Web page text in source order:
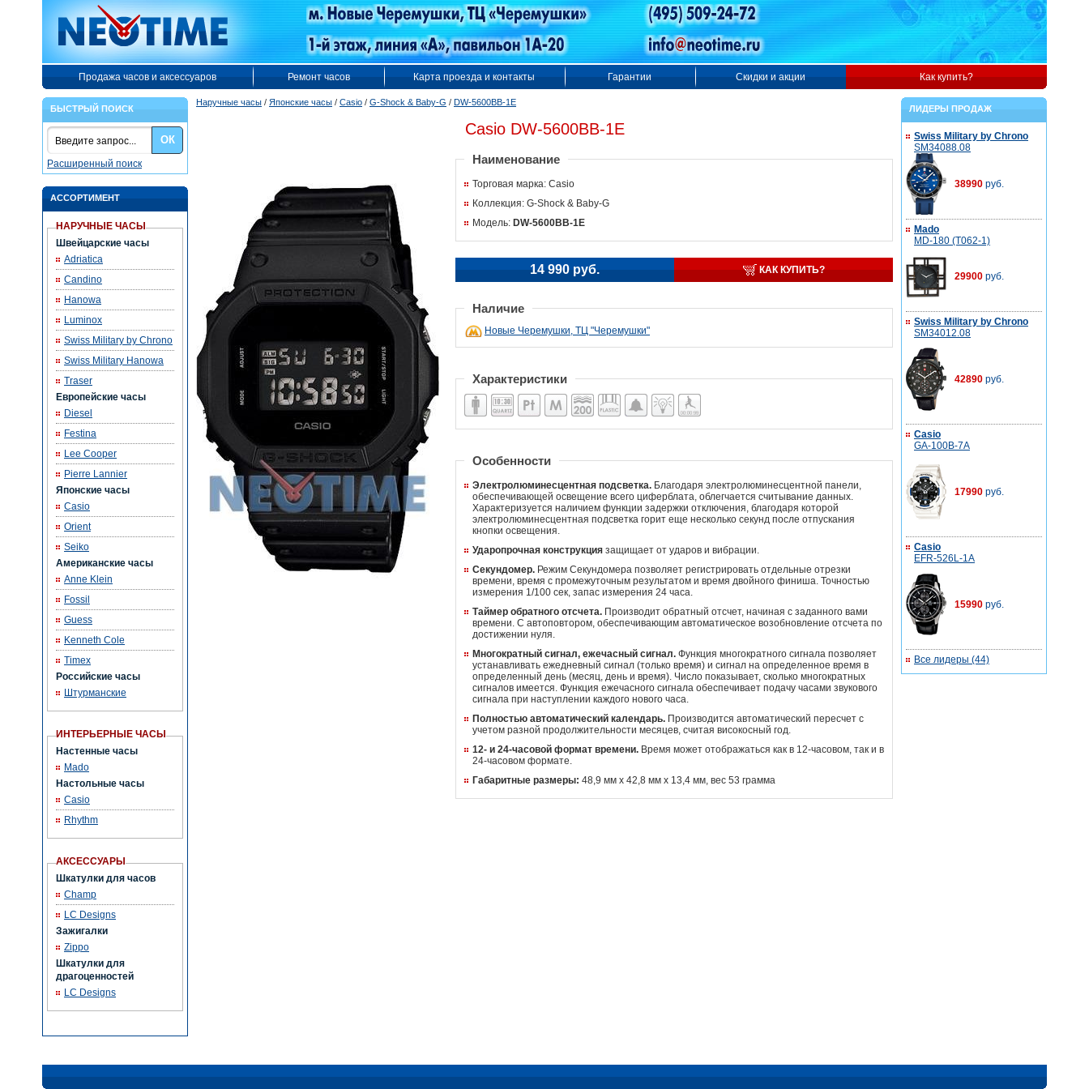
Продажа часов и аксессуаров Ремонт часов Карта проезда и контакты Гарантии Скидки и акции Как купить?
БЫСТРЫЙ ПОИСК
ОК
Расширенный поиск
АССОРТИМЕНТ
НАРУЧНЫЕ ЧАСЫ
Швейцарские часы
Adriatica
Candino
Hanowa
Luminox
Swiss Military by Chrono
Swiss Military Hanowa
Traser
Европейские часы
Diesel
Festina
Lee Cooper
Pierre Lannier
Японские часы
Casio
Orient
Seiko
Американские часы
Anne Klein
Fossil
Guess
Kenneth Cole
Timex
Российские часы
Штурманские
ИНТЕРЬЕРНЫЕ ЧАСЫ
Настенные часы
Mado
Настольные часы
Casio
Rhythm
АКСЕССУАРЫ
Шкатулки для часов
Champ
LC Designs
Зажигалки
Zippo
Шкатулки для
драгоценностей
LC Designs
ЛИДЕРЫ ПРОДАЖ
Swiss Military by Chrono
SM34088.08
38990 руб.
Mado
MD-180 (T062-1)
29900 руб.
Swiss Military by Chrono
SM34012.08
42890 руб.
Casio
GA-100B-7A
17990 руб.
Casio
EFR-526L-1A
15990 руб.
Все лидеры (44)
Наручные часы / Японские часы / Casio / G-Shock & Baby-G / DW-5600BB-1E
Casio DW-5600BB-1E
Наименование
Торговая марка: Casio
Коллекция: G-Shock & Baby-G
Модель: DW-5600BB-1E
14 990 руб. КАК КУПИТЬ?
Наличие
Новые Черемушки, ТЦ "Черемушки"
Характеристики
Особенности
Электролюминесцентная подсветка. Благодаря электролюминесцентной панели,
обеспечивающей освещение всего циферблата, облегчается считывание данных.
Характеризуется наличием функции задержки отключения, благодаря которой
электролюминесцентная подсветка горит еще несколько секунд после отпускания
кнопки освещения.
Ударопрочная конструкция защищает от ударов и вибрации.
Секундомер. Режим Секундомера позволяет регистрировать отдельные отрезки
времени, время с промежуточным результатом и время двойного финиша. Точностью
измерения 1/100 сек, запас измерения 24 часа.
Таймер обратного отсчета. Производит обратный отсчет, начиная с заданного вами
времени. С автоповтором, обеспечивающим автоматическое возобновление отсчета по
достижении нуля.
Многократный сигнал, ежечасный сигнал. Функция многократного сигнала позволяет
устанавливать ежедневный сигнал (только время) и сигнал на определенное время в
определенный день (месяц, день и время). Число показывает, сколько многократных
сигналов имеется. Функция ежечасного сигнала обеспечивает подачу часами звукового
сигнала при наступлении каждого нового часа.
Полностью автоматический календарь. Производится автоматический пересчет с
учетом разной продолжительности месяцев, считая високосный год.
12- и 24-часовой формат времени. Время может отображаться как в 12-часовом, так и в
24-часовом формате.
Габаритные размеры: 48,9 мм x 42,8 мм x 13,4 мм, вес 53 грамма